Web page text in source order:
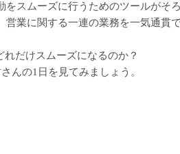
スムーズに行うためのツールがそろ
業に関する一連の業務を一気通貫
だけスムーズになるのか？
んの1日を見てみましょう。